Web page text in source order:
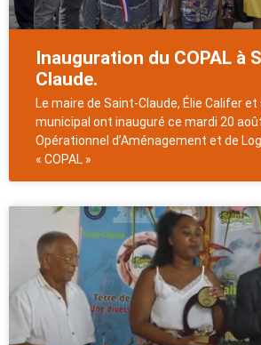
Inauguration du COPAL à
Claude.
Le maire de Saint-Claude, Élie Califer et
municipal ont inauguré ce mardi 20
Opérationnel d’Aménagement et de
« COPAL »